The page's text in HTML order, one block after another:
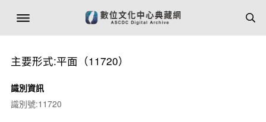
主要形式:平面（11720）
識別資訊
識別號:11720